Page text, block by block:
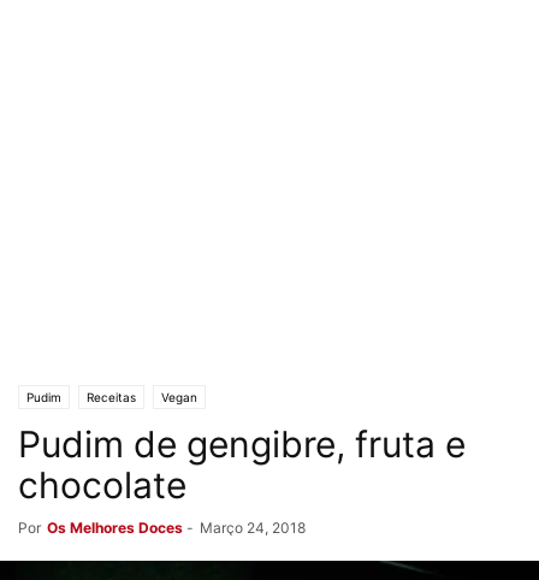
Pudim Receitas Vegan
Pudim de gengibre, fruta e
chocolate
Por Os Melhores Doces - Março 24, 2018